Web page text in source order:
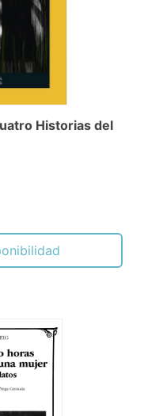
Historias del